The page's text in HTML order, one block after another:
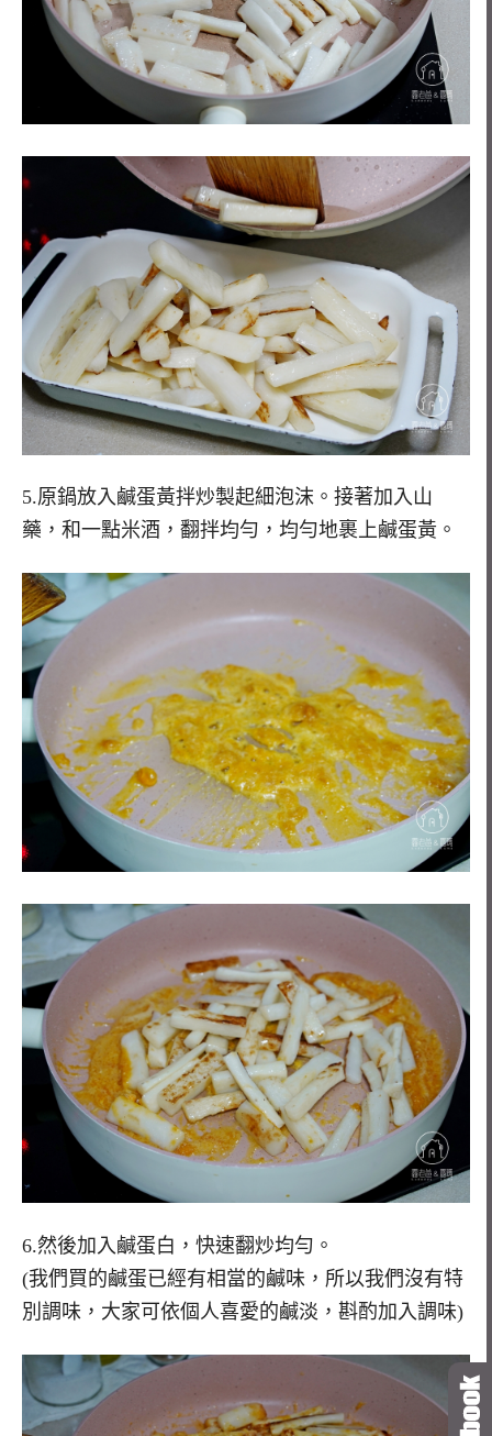
5.原鍋放入鹹蛋黃拌炒製起細泡沫。接著加入山
藥，和一點米酒，翻拌均勻，均勻地裹上鹹蛋黃。
6.然後加入鹹蛋白，快速翻炒均勻。
(我們買的鹹蛋已經有相當的鹹味，所以我們沒有特
別調味，大家可依個人喜愛的鹹淡，斟酌加入調味)